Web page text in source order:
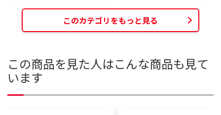
このカテゴリをもっと見る
この商品を見た人はこんな商品も見て
います